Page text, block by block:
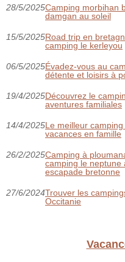
28/5/2025Camping morbihan
damgan au soleil
15/5/2025Road trip en
camping le kerleyou
06/5/2025Évadez-vous au
détente et loisirs à
19/4/2025Découvrez le
aventures familiales
14/4/2025Le meilleur
vacances en famille
26/2/2025Camping à
camping le neptune
escapade bretonne
27/6/2024Trouver les
Occitanie